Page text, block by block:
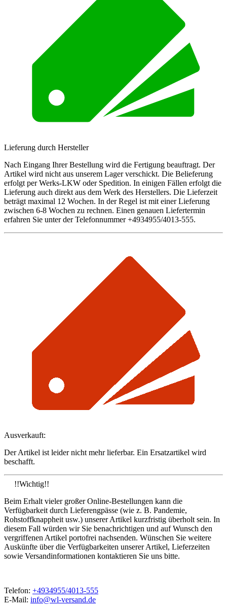
Lieferung durch Hersteller
Nach Eingang Ihrer Bestellung wird die Fertigung beauftragt. Der
Artikel wird nicht aus unserem Lager verschickt. Die Belieferung
erfolgt per Werks-LKW oder Spedition. In einigen Fällen erfolgt die
Lieferung auch direkt aus dem Werk des Herstellers. Die Lieferzeit
beträgt maximal 12 Wochen. In der Regel ist mit einer Lieferung
zwischen 6-8 Wochen zu rechnen. Einen genauen Liefertermin
erfahren Sie unter der Telefonnummer +4934955/4013-555.
Ausverkauft:
Der Artikel ist leider nicht mehr lieferbar. Ein Ersatzartikel wird
beschafft.
!!Wichtig!!
Beim Erhalt vieler großer Online-Bestellungen kann die
Verfügbarkeit durch Lieferengpässe (wie z. B. Pandemie,
Rohstoffknappheit usw.) unserer Artikel kurzfristig überholt sein. In
diesem Fall würden wir Sie benachrichtigen und auf Wunsch den
vergriffenen Artikel portofrei nachsenden. Wünschen Sie weitere
Auskünfte über die Verfügbarkeiten unserer Artikel, Lieferzeiten
sowie Versandinformationen kontaktieren Sie uns bitte.
Telefon: +4934955/4013-555
E-Mail: info@wl-versand.de